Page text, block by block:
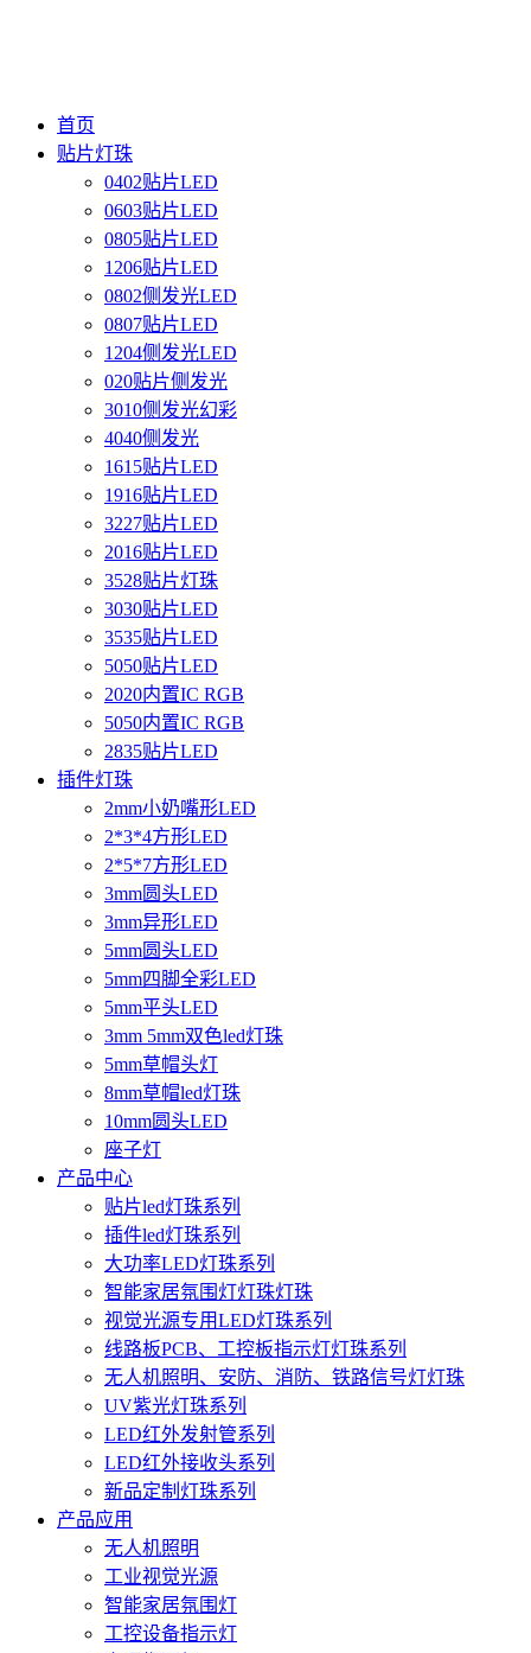
首页
贴片灯珠
0402贴片LED
0603贴片LED
0805贴片LED
1206贴片LED
0802侧发光LED
0807贴片LED
1204侧发光LED
020贴片侧发光
3010侧发光幻彩
4040侧发光
1615贴片LED
1916贴片LED
3227贴片LED
2016贴片LED
3528贴片灯珠
3030贴片LED
3535贴片LED
5050贴片LED
2020内置IC RGB
5050内置IC RGB
2835贴片LED
插件灯珠
2mm小奶嘴形LED
2*3*4方形LED
2*5*7方形LED
3mm圆头LED
3mm异形LED
5mm圆头LED
5mm四脚全彩LED
5mm平头LED
3mm 5mm双色led灯珠
5mm草帽头灯
8mm草帽led灯珠
10mm圆头LED
座子灯
产品中心
贴片led灯珠系列
插件led灯珠系列
大功率LED灯珠系列
智能家居氛围灯灯珠灯珠
视觉光源专用LED灯珠系列
线路板PCB、工控板指示灯灯珠系列
无人机照明、安防、消防、铁路信号灯灯珠
UV紫光灯珠系列
LED红外发射管系列
LED红外接收头系列
新品定制灯珠系列
产品应用
无人机照明
工业视觉光源
智能家居氛围灯
工控设备指示灯